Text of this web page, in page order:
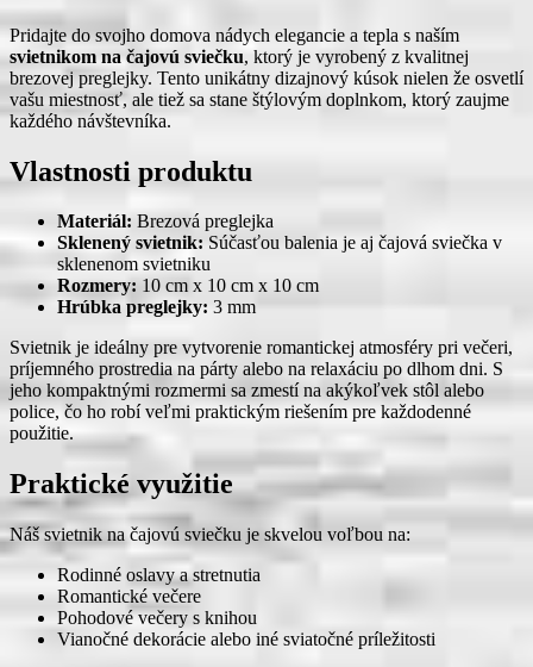
Pridajte do svojho domova nádych elegancie a tepla s naším
svietnikom na čajovú sviečku, ktorý je vyrobený z kvalitnej
brezovej preglejky. Tento unikátny dizajnový kúsok nielen že osvetlí
vašu miestnosť, ale tiež sa stane štýlovým doplnkom, ktorý zaujme
každého návštevníka.
Vlastnosti produktu
Materiál: Brezová preglejka
Sklenený svietnik: Súčasťou balenia je aj čajová sviečka v
sklenenom svietniku
Rozmery: 10 cm x 10 cm x 10 cm
Hrúbka preglejky: 3 mm
Svietnik je ideálny pre vytvorenie romantickej atmosféry pri večeri,
príjemného prostredia na párty alebo na relaxáciu po dlhom dni. S
jeho kompaktnými rozmermi sa zmestí na akýkoľvek stôl alebo
police, čo ho robí veľmi praktickým riešením pre každodenné
použitie.
Praktické využitie
Náš svietnik na čajovú sviečku je skvelou voľbou na:
Rodinné oslavy a stretnutia
Romantické večere
Pohodové večery s knihou
Vianočné dekorácie alebo iné sviatočné príležitosti